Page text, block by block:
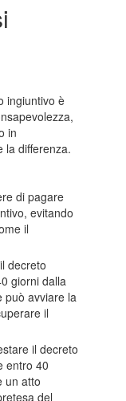
ingiuntivo è
in
la differenza.
di pagare
evitando
il
decreto
giorni dalla
può avviare la
il
il decreto
entro 40
un atto
del